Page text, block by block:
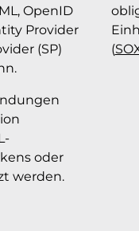
OpenID
Provider
(SP)
oder
werden.
(